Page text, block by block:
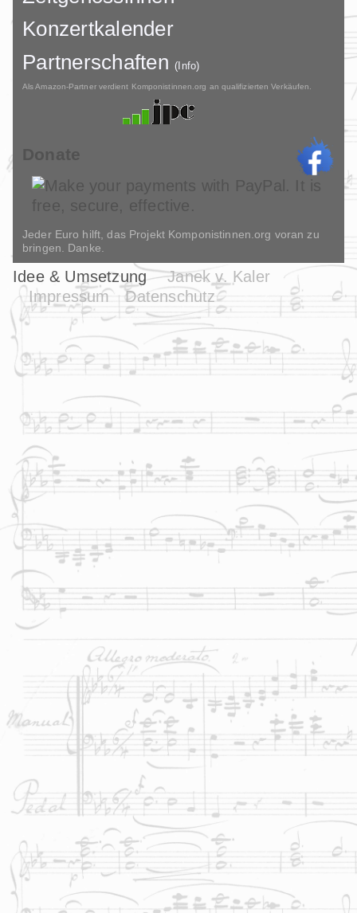
Konzertkalender
Partnerschaften(Info)
Als Amazon-Partner verdient Komponistinnen.org an qualifizierten Verkäufen.
Donate
Jeder Euro hilft, das Projekt Komponistinnen.org voran zu
bringen. Danke.
Idee & Umsetzung
Janek v. Kaler
Impressum
Datenschutz